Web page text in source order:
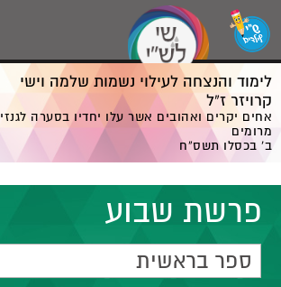
לימוד והנצחה לעילוי נשמות שלמה וישי
קרויזר ז”ל
אחים יקרים ואהובים אשר עלו יחדיו בסערה לגנזי
מרומים
ב' בכסלו תשס”ח
פרשת שבוע
ספר בראשית